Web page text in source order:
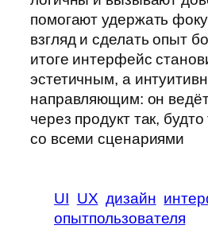
помогают удержать
взгляд и сделать опыт
итоге интерфейс
эстетичным, а
направляющим: он
через продукт так,
со всеми сценариями
UI UX дизайн
опытпользователя